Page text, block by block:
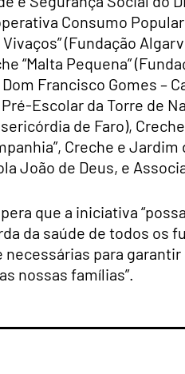
Consumo
Vivaços” (Fundação
“Malta Pequena”
Francisco Gomes –
Escolar da Torre de
de Faro),
Creche e
João de Deus, e
que a iniciativa
da saúde de todos os
necessárias para
nossas famílias”.